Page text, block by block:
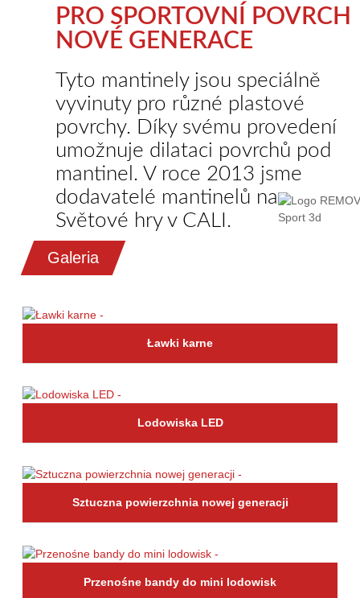
PRO SPORTOVNÍ POVRCH
NOVÉ GENERACE
Tyto mantinely jsou speciálně
vyvinuty pro různé plastové
povrchy. Díky svému provedení
umožnuje dilataci povrchů pod
mantinel. V roce 2013 jsme
dodavatelé mantinelů na
Světové hry v CALI.
Galeria
Ławki karne
Lodowiska LED
Sztuczna powierzchnia nowej generacji
Przenośne bandy do mini lodowisk